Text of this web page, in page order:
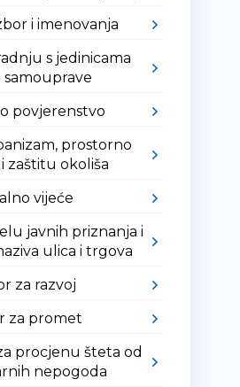
i imenovanja
s jedinicama
samouprave
povjerenstvo
prostorno
zaštitu okoliša
vijeće
javnih priznanja i
ulica i trgova
za razvoj
za promet
procjenu šteta od
nepogoda